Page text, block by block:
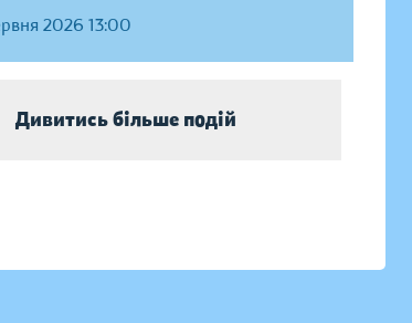
2026 13:00
Дивитись більше подій